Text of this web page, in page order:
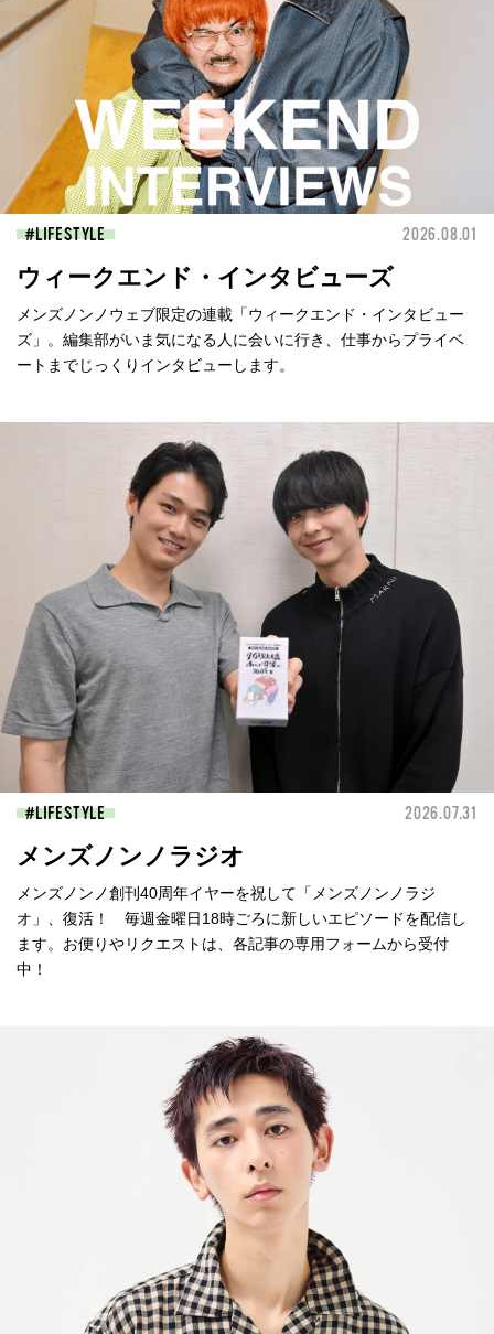
LIFESTYLE 2026.08.01
ウィークエンド・インタビューズ
メンズノンノウェブ限定の連載「ウィークエンド・インタビュー
ズ」。編集部がいま気になる人に会いに行き、仕事からプライベ
ートまでじっくりインタビューします。
LIFESTYLE 2026.07.31
メンズノンノラジオ
メンズノンノ創刊40周年イヤーを祝して「メンズノンノラジ
オ」、復活！ 毎週金曜日18時ごろに新しいエピソードを配信し
ます。お便りやリクエストは、各記事の専用フォームから受付
中！